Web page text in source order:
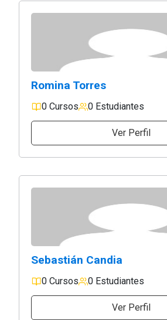
Romina Torres
0 Cursos 0 Estudiantes
Ver Perfil
Sebastián Candia
0 Cursos 0 Estudiantes
Ver Perfil